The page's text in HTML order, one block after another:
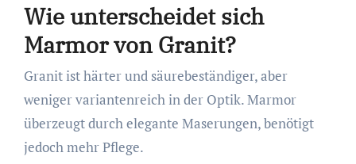
Wie unterscheidet sich
Marmor von Granit?
Granit ist härter und säurebeständiger, aber
weniger variantenreich in der Optik. Marmor
überzeugt durch elegante Maserungen, benötigt
jedoch mehr Pflege.